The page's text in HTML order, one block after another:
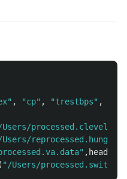
" , "cp" , "trestbps" ,
Users/
Users/
" , header
( " /Users/